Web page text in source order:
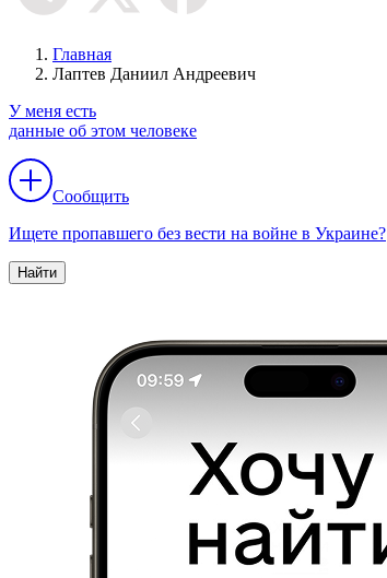
Главная
Лаптев Даниил Андреевич
У меня есть
данные об этом человеке
Сообщить
Ищете пропавшего без вести на войне в Украине?
Найти